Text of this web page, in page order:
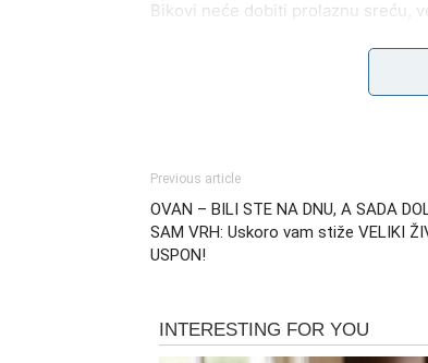
Bikovi neće dobiti prolaznu sreću,
Ljudi iz njihovog okruženja
mnogo dominantnija nego ranije.
Veoma uskoro Bikovi bi mogli da
sa poslom, novcem ili osobom iz
otvaraju vrata koja su dugo bila
nije bilo slučajno.
Previous article
OVAN – BILI STE NA DNU, A SADA
SAM VRH: Uskoro vam stiže VELIKI
USPON!